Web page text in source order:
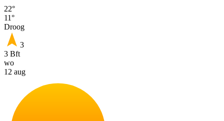
22°
11°
Droog
3
3 Bft
wo
12 aug